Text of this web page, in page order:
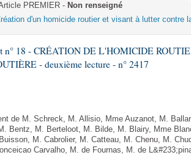
PREMIER - Non renseigné
d'un homicide routier et visant à lutter contre
n° 18 - CRÉATION DE L'HOMICIDE
- deuxième lecture - n° 2417
de M. Schreck, M. Allisio, Mme Auzanot, M.
Bentz, M. Berteloot, M. Bilde, M. Blairy, Mme
M. Cabrolier, M. Catteau, M. Chenu, M.
Carvalho, M. de Fournas, M. de